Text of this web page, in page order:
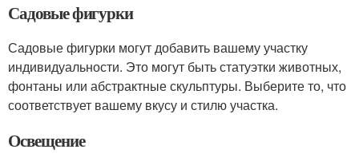
Садовые фигурки
Садовые фигурки могут добавить вашему участку
индивидуальности. Это могут быть статуэтки животных,
фонтаны или абстрактные скульптуры. Выберите то, что
соответствует вашему вкусу и стилю участка.
Освещение